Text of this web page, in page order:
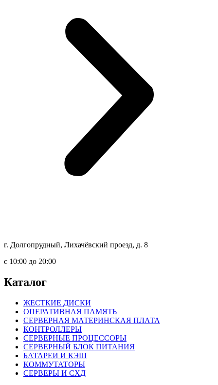
г. Долгопрудный, Лихачёвский проезд, д. 8
c 10:00 до 20:00
Каталог
ЖЕСТКИЕ ДИСКИ
ОПЕРАТИВНАЯ ПАМЯТЬ
СЕРВЕРНАЯ МАТЕРИНСКАЯ ПЛАТА
КОНТРОЛЛЕРЫ
СЕРВЕРНЫЕ ПРОЦЕССОРЫ
СЕРВЕРНЫЙ БЛОК ПИТАНИЯ
БАТАРЕИ И КЭШ
КОММУТАТОРЫ
СЕРВЕРЫ И СХД